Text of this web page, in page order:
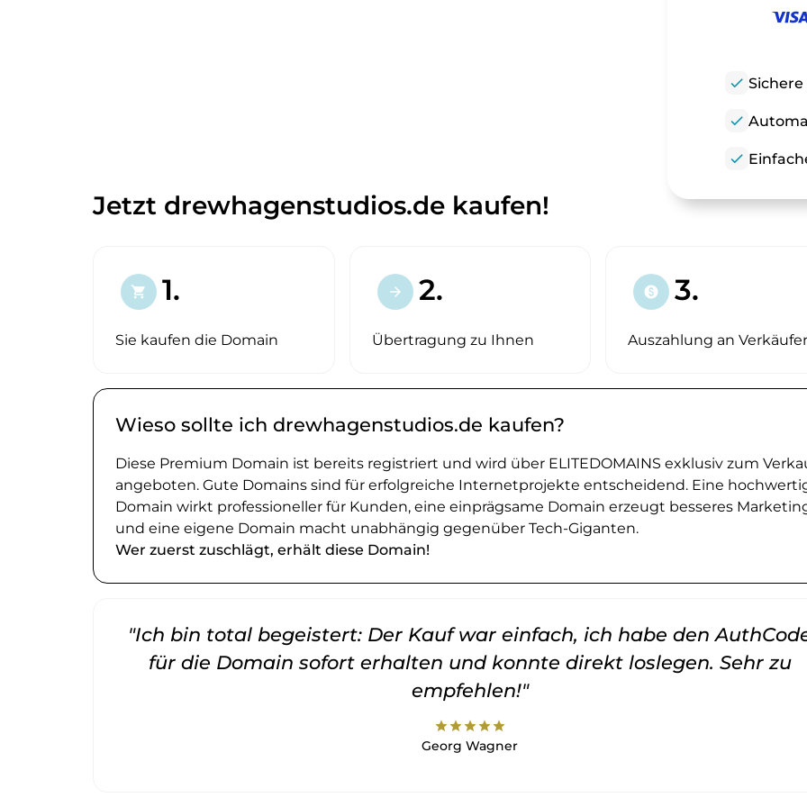
check
check
check
Jetzt drewhagenstudios.de kaufen!
shopping_cart 1.
Sie kaufen die Domain
arrow_forward 2.
Übertragung zu Ihnen
paid 3.
Auszahlung an Verkäufer
Wieso sollte ich drewhagenstudios.de kaufen?
Diese Premium Domain ist bereits registriert und wird über ELITEDOMAINS exklusiv zum
angeboten. Gute Domains sind für erfolgreiche Internetprojekte entscheidend. Eine
Domain wirkt professioneller für Kunden, eine einprägsame Domain erzeugt besseres
und eine eigene Domain macht unabhängig gegenüber Tech-Giganten.
Wer zuerst zuschlägt, erhält diese Domain!
"Ich bin total begeistert: Der Kauf war einfach, ich habe den
für die Domain sofort erhalten und konnte direkt loslegen. Sehr zu
empfehlen!"
starstarstarstarstar
Georg Wagner